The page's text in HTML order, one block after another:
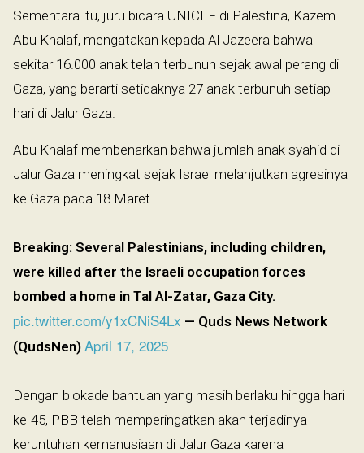
Sementara itu, juru bicara UNICEF di Palestina, Kazem
Abu Khalaf, mengatakan kepada Al Jazeera bahwa
sekitar 16.000 anak telah terbunuh sejak awal perang di
Gaza, yang berarti setidaknya 27 anak terbunuh setiap
hari di Jalur Gaza.
Abu Khalaf membenarkan bahwa jumlah anak syahid di
Jalur Gaza meningkat sejak Israel melanjutkan agresinya
ke Gaza pada 18 Maret.
Breaking: Several Palestinians, including children,
were killed after the Israeli occupation forces
bombed a home in Tal Al-Zatar, Gaza City.
pic.twitter.com/y1xCNiS4Lx — Quds News Network
(QudsNen) April 17, 2025
Dengan blokade bantuan yang masih berlaku hingga hari
ke-45, PBB telah memperingatkan akan terjadinya
keruntuhan kemanusiaan di Jalur Gaza karena